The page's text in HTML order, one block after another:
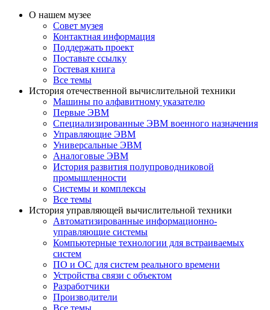
О нашем музее
Совет музея
Контактная информация
Поддержать проект
Поставьте ссылку
Гостевая книга
Все темы
История отечественной вычислительной техники
Машины по алфавитному указателю
Первые ЭВМ
Специализированные ЭВМ военного назначения
Управляющие ЭВМ
Универсальные ЭВМ
Аналоговые ЭВМ
История развития полупроводниковой
промышленности
Системы и комплексы
Все темы
История управляющей вычислительной техники
Автоматизированные информационно-
управляющие системы
Компьютерные технологии для встраиваемых
систем
ПО и ОС для систем реального времени
Устройства связи с объектом
Разработчики
Производители
Все темы